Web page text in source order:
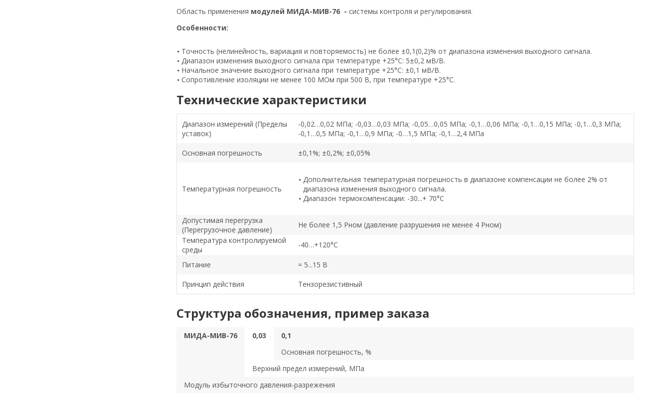
Область применения модулей МИДА-МИВ-76​ - системы контроля и регулирования.
Особенности:
Точность (нелинейность, вариация и повторяемость) не более ±0,1(0,2)% от диапазона изменения выходного сигнала.
Диапазон изменения выходного сигнала при температуре +25°С: 5±0,2 мВ/В.
Начальное значение выходного сигнала при температуре +25°С: ±0,1 мВ/В.
Сопротивление изоляции не менее 100 МОм при 500 В, при температуре +25°С.
Технические характеристики
Диапазон измерений (Пределы
уставок)
-0,02…0,02 МПа; -0,03…0,03 МПа; -0,05…0,05 МПа; -0,1…0,06 МПа; -0,1…0,15 МПа; -0,1…0,3 МПа;
-0,1…0,5 МПа; -0,1…0,9 МПа; -0…1,5 МПа; -0,1…2,4 МПа
Основная погрешность ±0,1%; ±0,2%; ±0,05%
Температурная погрешность
Дополнительная температурная погрешность в диапазоне компенсации не более 2% от
диапазона изменения выходного сигнала.
Диапазон термокомпенсации: -30...+ 70°С
Допустимая перегрузка
(Перегрузочное давление)
Не более 1,5 Pном (давление разрушения не менее 4 Рном)
Температура контролируемой
среды
-40…+120°C
Питание = 5...15 В
Принцип действия Тензорезистивный
Структура обозначения, пример заказа
МИДА-МИВ-76 0,03
0,1
Основная погрешность, %
Верхний предел измерений, МПа
Модуль избыточного давления-разрежения